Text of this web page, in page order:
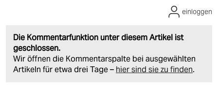
Die Kommentarfunktion unter diesem Artikel ist
geschlossen.
Wir öffnen die Kommentarspalte bei ausgewählten
Artikeln für etwa drei Tage – hier sind sie zu finden.
einloggen